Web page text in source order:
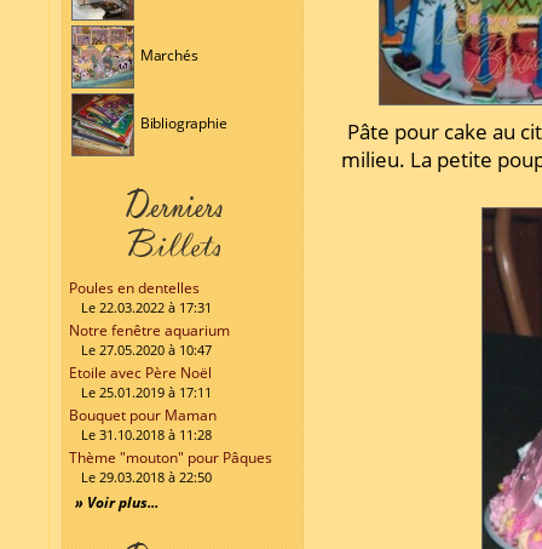
Marchés
Bibliographie
Poules en dentelles
Le 22.03.2022 à 17:31
Notre fenêtre aquarium
Le 27.05.2020 à 10:47
Etoile avec Père Noël
Le 25.01.2019 à 17:11
Bouquet pour Maman
Le 31.10.2018 à 11:28
Thème "mouton" pour Pâques
Le 29.03.2018 à 22:50
» Voir plus...
Pâte pour cake au
milieu. La petite